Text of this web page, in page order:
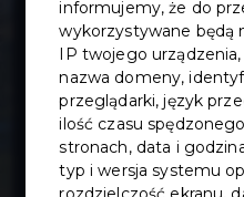
informujemy, że do
wykorzystywane będą
IP twojego urządzenia,
nazwa domeny,
przeglądarki, język
ilość czasu
stronach, data i
typ i wersja systemu